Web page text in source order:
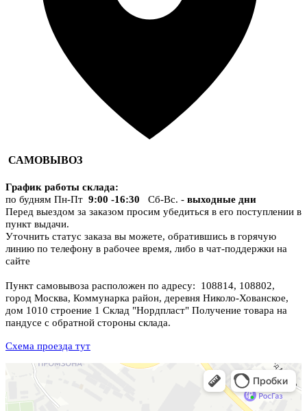
САМОВЫВОЗ
График работы склада:
по будням Пн-Пт 9:00 -16:30 Сб-Вс. - выходные дни
Перед выездом за заказом просим убедиться в его поступлении в
пункт выдачи.
Уточнить статус заказа вы можете, обратившись в горячую
линию по телефону в рабочее время, либо в чат-поддержки на
сайте
Пункт самовывоза расположен по адресу: 108814, 108802,
город Москва, Коммунарка район, деревня Николо-Хованское,
дом 1010 строение 1 Склад "Нордпласт" Получение товара на
пандусе с обратной стороны склада.
Схема проезда тут